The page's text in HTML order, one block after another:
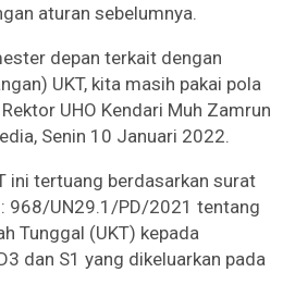
aturan sebelumnya.
depan terkait dengan
UKT, kita masih pakai pola
UHO Kendari Muh Zamrun
Senin 10 Januari 2022.
ini tertuang berdasarkan surat
968/UN29.1/PD/2021 tentang
Tunggal (UKT) kepada
dan S1 yang dikeluarkan pada